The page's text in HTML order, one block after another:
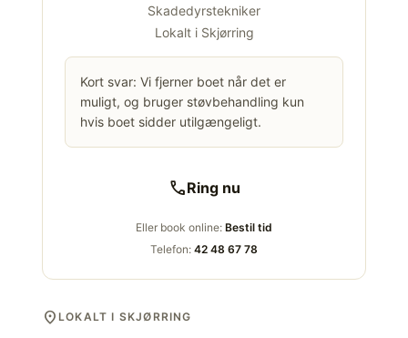
Skadedyrstekniker
Lokalt i Skjørring
Kort svar: Vi fjerner boet når det er
muligt, og bruger støvbehandling kun
hvis boet sidder utilgængeligt.
callRing nu
Eller book online: Bestil tid
Telefon: 42 48 67 78
location_on LOKALT I SKJØRRING